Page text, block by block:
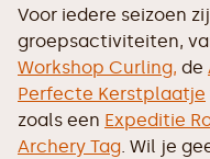
Voor iedere seizoen
groepsactiviteiten,
Workshop Curling, de
Perfecte Kerstplaatje
zoals een Expeditie
Archery Tag. Wil je